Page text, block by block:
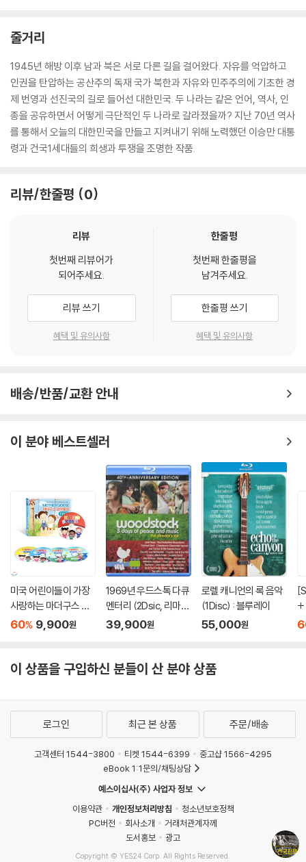
름 손상에 의한 교환/반품은 불가합니다.
4) 본품 보호를 위해 노란색의 카톤 박스로 재포장한 경우, 카톤박스 손상
에 의한 교환/반품은 불가합니다.
5) 아웃케이스/구성품/포장 상태 불량에 의한 교환/반품 신청시 불량 확
인을 위해 개봉 시의 동영상을 요청할 수 있으며, 동영상이 없는 경우 교
환/반품이 제한될 수 있습니다.
※ 디스크 재생 불량
가하니 최신 소프트웨어로 업데이트된 DVD/BD 전용 기기에서 재생하실
를 마른 천으로 닦으시거나, DVD 클리너 등 전용 제품을 이용하면 대부분
해결됩니다.
3) 일부 PC 연결형 ODD의 경우 호환 상의 문제로 정상적인 디스크도 재
며, ODD 사용으로 인한 재생 불량의 경우 교환 시에도 동일한 오류가 발
생할 수 있음을 알려드립니다.
있으며, 상품의 불량이 아닙니다. 단, 재생에 이상이 있는 경우에는 불량으
로 인한 반품/교환이 가능합니다.
※ 교환/반품 안내
상을 요청할 수 있으며, 동영상이 없는 경우 교환/반품이 제한될 수 있습니
관련 사진과 동영상 및 재생 기기 모델명을 첨부하여 첨부하여 고객센터에
문의 바랍니다.
2) 사양 오인지, 오 구매, 변심 사유로의 반품은 제품 개봉 전에만 운임비
부담 후 처리 가능합니다.
3) 스틸북 한정판, 초회 한정판의 경우 제작 수량이 한정되어 있고, 택배
이동 과정에서의 손상이 발생하면, 재 판매가 어려우므로 신중한 구매 선
택을 부탁드립니다.
4) 한정판 상품의 변심, 오구매로 인한 반품은 회송된 상품의 상태 확인 후
진행이 가능합니다. 택배 이동 중 파손이 발생하지 않도록 완충 포장을 부
줄거리
1945년 해방 이후 남과 북은 서로 다른 길을 걸어왔다. 자유를 억압하고
인권을 탄압하는 공산주의 독재 국가 북한과 자유와 민주주의에 기초한 경
제 번영과 선진국의 길로 들어선 대한민국. 두 나라는 같은 언어, 역사, 인
종을 공유하면서 어떻게 극단적인 두 나라로 갈라졌을까? 지난 70년 역사
를 통해서 오늘의 대한민국을 만들고 지켜내기 위해 노력했던 이승만 대통
령과 건국1세대들의 희생과 투쟁을 조명한 작품.
리뷰/한줄평 0
리뷰
첫번째 리뷰어가
되어주세요.
리뷰 쓰기
혜택 및 유의사항
한줄평
첫번째 한줄평을
남겨주세요.
한줄평 쓰기
혜택 및 유의사항
배송/반품/교환 안내
이 분야 베스트셀러
미국 어린이들이 가장
사랑하는 마더구스 영
어동요 CD음반 (5Dis
hake 포함 총 128곡 수
60% 9,900원
1969년 우드스톡 다큐
멘터리 (2Dsic, 리마스
터링 감독판) : 블루레
39,900원
로렐 캐니언의 록 음악
(1Disc) : 블루레이
55,000원
+ 피터팬 10종 DVD증
이 상품을 구입하신 분들이 산 분야 상품
로그인 최근 본 상품 주문/배송
고객센터 1544-3800 티켓 1544-6399
중고샵 1566-4295
eBook 1:1문의/채팅상담
예스이십사(주) 사업자 정보
이용약관
개인정보처리방침
청소년보호정책
PC버전
회사소개
거래처관계자께
도서홍보
광고
Copyright © YES24 Corp. All Rights Reserved.